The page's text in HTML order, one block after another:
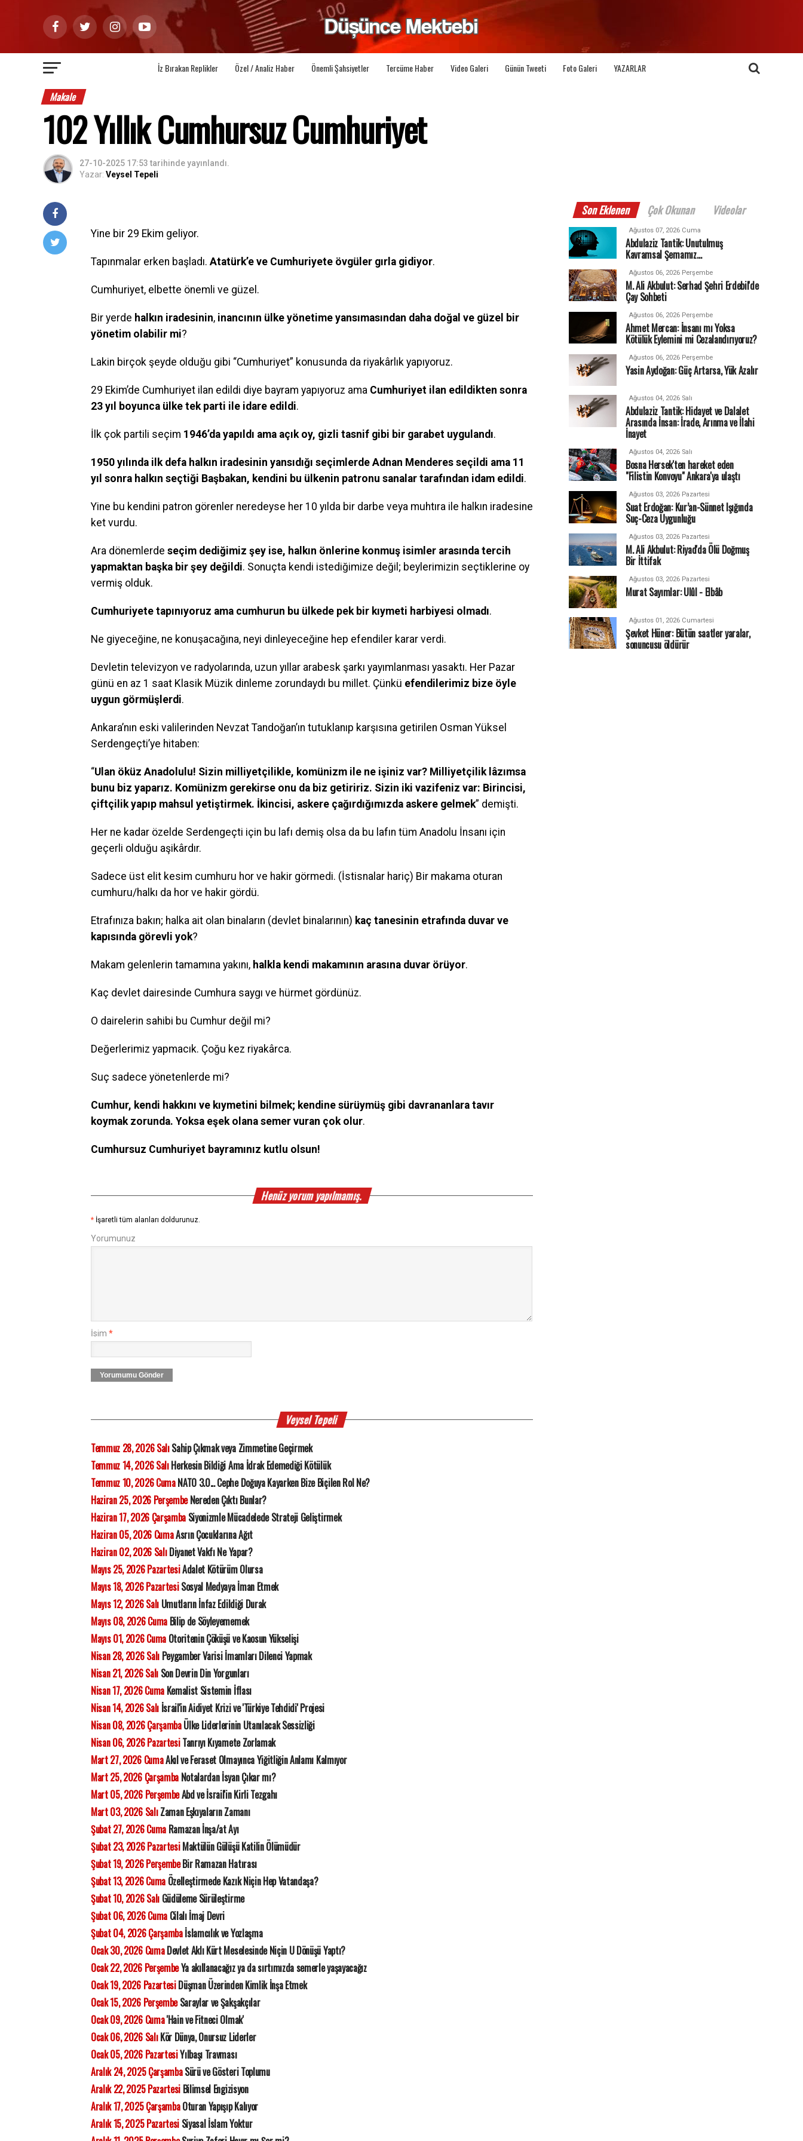
İz Bırakan Replikler Özel / Analiz Haber Önemli Şahsiyetler Tercüme Haber Video Galeri Günün Tweeti Foto Galeri YAZARLAR
Makale
102 Yıllık Cumhursuz Cumhuriyet
27-10-2025 17:53 tarihinde yayınlandı.
Yazar: Veysel Tepeli
Yine bir 29 Ekim geliyor.
Tapınmalar erken başladı. Atatürk’e ve Cumhuriyete övgüler gırla gidiyor.
Cumhuriyet, elbette önemli ve güzel.
Bir yerde halkın iradesinin, inancının ülke yönetime yansımasından daha doğal ve güzel bir
yönetim olabilir mi?
Lakin birçok şeyde olduğu gibi “Cumhuriyet” konusunda da riyakârlık yapıyoruz.
29 Ekim’de Cumhuriyet ilan edildi diye bayram yapıyoruz ama Cumhuriyet ilan edildikten sonra
23 yıl boyunca ülke tek parti ile idare edildi.
İlk çok partili seçim 1946’da yapıldı ama açık oy, gizli tasnif gibi bir garabet uygulandı.
1950 yılında ilk defa halkın iradesinin yansıdığı seçimlerde Adnan Menderes seçildi ama 11
yıl sonra halkın seçtiği Başbakan, kendini bu ülkenin patronu sanalar tarafından idam edildi.
Yine bu kendini patron görenler neredeyse her 10 yılda bir darbe veya muhtıra ile halkın iradesine
ket vurdu.
Ara dönemlerde seçim dediğimiz şey ise, halkın önlerine konmuş isimler arasında tercih
yapmaktan başka bir şey değildi. Sonuçta kendi istediğimize değil; beylerimizin seçtiklerine oy
vermiş olduk.
Cumhuriyete tapınıyoruz ama cumhurun bu ülkede pek bir kıymeti harbiyesi olmadı.
Ne giyeceğine, ne konuşacağına, neyi dinleyeceğine hep efendiler karar verdi.
Devletin televizyon ve radyolarında, uzun yıllar arabesk şarkı yayımlanması yasaktı. Her Pazar
günü en az 1 saat Klasik Müzik dinleme zorundaydı bu millet. Çünkü efendilerimiz bize öyle
uygun görmüşlerdi.
Ankara’nın eski valilerinden Nevzat Tandoğan’ın tutuklanıp karşısına getirilen Osman Yüksel
Serdengeçti’ye hitaben:
“Ulan öküz Anadolulu! Sizin milliyetçilikle, komünizm ile ne işiniz var? Milliyetçilik lâzımsa
bunu biz yaparız. Komünizm gerekirse onu da biz getiririz. Sizin iki vazifeniz var: Birincisi,
çiftçilik yapıp mahsul yetiştirmek. İkincisi, askere çağırdığımızda askere gelmek” demişti.
Her ne kadar özelde Serdengeçti için bu lafı demiş olsa da bu lafın tüm Anadolu İnsanı için
geçerli olduğu aşikârdır.
Sadece üst elit kesim cumhuru hor ve hakir görmedi. (İstisnalar hariç) Bir makama oturan
cumhuru/halkı da hor ve hakir gördü.
Etrafınıza bakın; halka ait olan binaların (devlet binalarının) kaç tanesinin etrafında duvar ve
kapısında görevli yok?
Makam gelenlerin tamamına yakını, halkla kendi makamının arasına duvar örüyor.
Kaç devlet dairesinde Cumhura saygı ve hürmet gördünüz.
O dairelerin sahibi bu Cumhur değil mi?
Değerlerimiz yapmacık. Çoğu kez riyakârca.
Suç sadece yönetenlerde mi?
Cumhur, kendi hakkını ve kıymetini bilmek; kendine sürüymüş gibi davrananlara tavır
koymak zorunda. Yoksa eşek olana semer vuran çok olur.
Cumhursuz Cumhuriyet bayramınız kutlu olsun!
Henüz yorum yapılmamış.
* İşaretli tüm alanları doldurunuz.
Yorumunuz
İsim *
Yorumumu Gönder
Veysel Tepeli
Temmuz 28, 2026 SalıSahip Çıkmak veya Zimmetine Geçirmek
Temmuz 14, 2026 SalıHerkesin Bildiği Ama İdrak Edemediği Kötülük
Temmuz 10, 2026 CumaNATO 3.0... Cephe Doğuya Kayarken Bize Biçilen Rol Ne?
Haziran 25, 2026 PerşembeNereden Çıktı Bunlar?
Haziran 17, 2026 Çarşamba Siyonizmle Mücadelede Strateji Geliştirmek
Haziran 05, 2026 CumaAsrın Çocuklarına Ağıt
Haziran 02, 2026 SalıDiyanet Vakfı Ne Yapar?
Mayıs 25, 2026 PazartesiAdalet Kötürüm Olursa
Mayıs 18, 2026 PazartesiSosyal Medyaya İman Etmek
Mayıs 12, 2026 SalıUmutların İnfaz Edildiği Durak
Mayıs 08, 2026 CumaBilip de Söyleyememek
Mayıs 01, 2026 CumaOtoritenin Çöküşü ve Kaosun Yükselişi
Nisan 28, 2026 SalıPeygamber Varisi İmamları Dilenci Yapmak
Nisan 21, 2026 SalıSon Devrin Din Yorgunları
Nisan 17, 2026 CumaKemalist Sistemin İflası
Nisan 14, 2026 Salıİsrail'in Aidiyet Krizi ve 'Türkiye Tehdidi' Projesi
Nisan 08, 2026 ÇarşambaÜlke Liderlerinin Utanılacak Sessizliği
Nisan 06, 2026 PazartesiTanrıyı Kıyamete Zorlamak
Mart 27, 2026 CumaAkıl ve Feraset Olmayınca Yiğitliğin Anlamı Kalmıyor
Mart 25, 2026 ÇarşambaNotalardan İsyan Çıkar mı?
Mart 05, 2026 PerşembeAbd ve İsrail'in Kirli Tezgahı
Mart 03, 2026 SalıZaman Eşkıyaların Zamanı
Şubat 27, 2026 CumaRamazan İnşa/at Ayı
Şubat 23, 2026 PazartesiMaktülün Gülüşü Katilin Ölümüdür
Şubat 19, 2026 PerşembeBir Ramazan Hatırası
Şubat 13, 2026 CumaÖzelleştirmede Kazık Niçin Hep Vatandaşa?
Şubat 10, 2026 SalıGüdüleme Sürüleştirme
Şubat 06, 2026 CumaCilalı İmaj Devri
Şubat 04, 2026 Çarşambaİslamcılık ve Yozlaşma
Ocak 30, 2026 CumaDevlet Aklı Kürt Meselesinde Niçin U Dönüşü Yaptı?
Ocak 22, 2026 PerşembeYa akıllanacağız ya da sırtımızda semerle yaşayacağız
Ocak 19, 2026 PazartesiDüşman Üzerinden Kimlik İnşa Etmek
Ocak 15, 2026 PerşembeSaraylar ve Şakşakçılar
Ocak 09, 2026 Cuma'Hain ve Fitneci Olmak'
Ocak 06, 2026 SalıKör Dünya, Onursuz Liderler
Ocak 05, 2026 PazartesiYılbaşı Travması
Aralık 24, 2025 ÇarşambaSürü ve Gösteri Toplumu
Aralık 22, 2025 Pazartesi Bilimsel Engizisyon
Aralık 17, 2025 ÇarşambaOturan Yapışıp Kalıyor
Aralık 15, 2025 Pazartesi Siyasal İslam Yoktur
Son Eklenen Çok Okunan Videolar
Ağustos 07, 2026 Cuma
Abdulaziz Tantik: Unutulmuş
Kavramsal Şemamız…
Ağustos 06, 2026 Perşembe
M. Ali Akbulut: Serhad Şehri Erdebil'de
Çay Sohbeti
Ağustos 06, 2026 Perşembe
Ahmet Mercan: İnsanı mı Yoksa
Kötülük Eylemini mi Cezalandırıyoruz?
Ağustos 06, 2026 Perşembe
Yasin Aydoğan: Güç Artarsa, Yük Azalır
Ağustos 04, 2026 Salı
Abdulaziz Tantik: Hidayet ve Dalalet
Arasında İnsan: İrade, Arınma ve İlahi
İnayet
Ağustos 04, 2026 Salı
Bosna Hersek'ten hareket eden
"Filistin Konvoyu" Ankara'ya ulaştı
Ağustos 03, 2026 Pazartesi
Suat Erdoğan: Kur’an-Sünnet Işığında
Suç-Ceza Uygunluğu
Ağustos 03, 2026 Pazartesi
M. Ali Akbulut: Riyad'da Ölü Doğmuş
Bir İttifak
Ağustos 03, 2026 Pazartesi
Murat Sayımlar: Ulûl - Elbâb
Ağustos 01, 2026 Cumartesi
Şevket Hüner: Bütün saatler yaralar,
sonuncusu öldürür